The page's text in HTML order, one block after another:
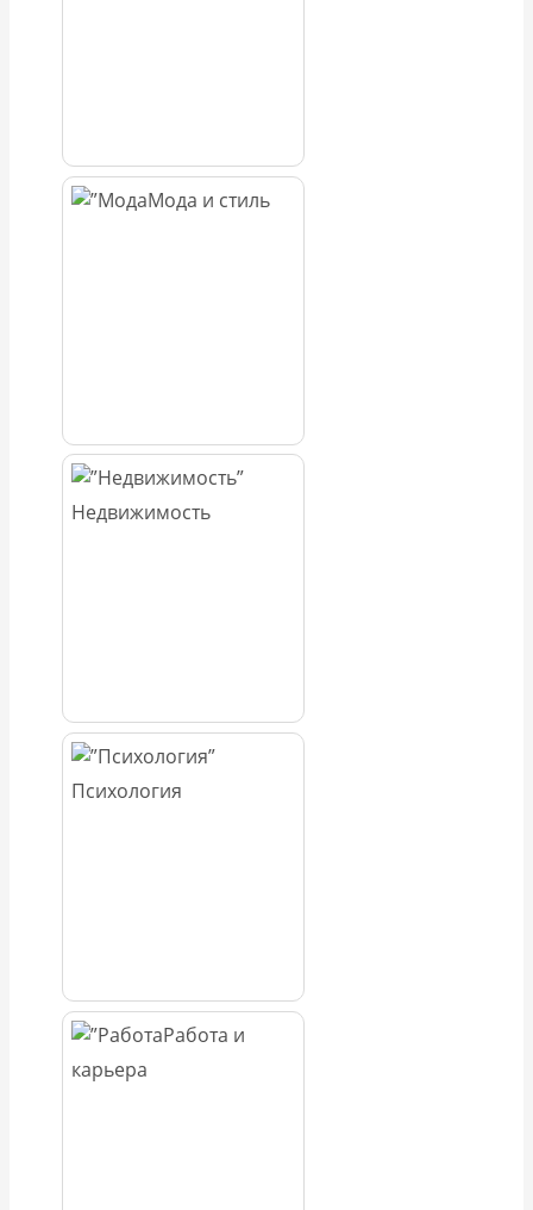
Мода и стиль
Недвижимость
Психология
Работа и
карьера